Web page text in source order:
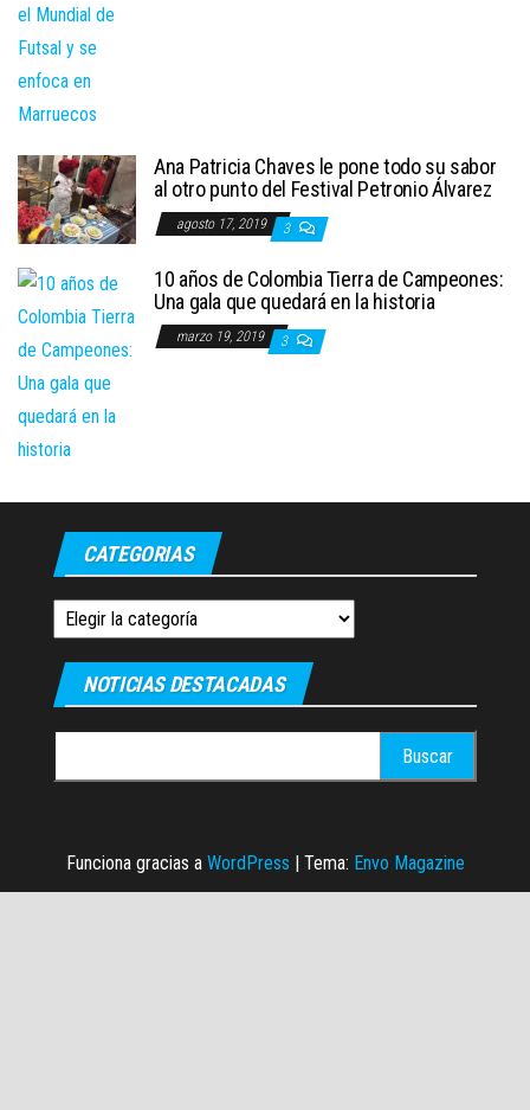
Ana Patricia Chaves le pone todo su sabor
al otro punto del Festival Petronio Álvarez
agosto 17, 2019 3
10 años de Colombia Tierra de Campeones:
Una gala que quedará en la historia
marzo 19, 2019 3
CATEGORIAS
Categorias
NOTICIAS DESTACADAS
Funciona gracias a WordPress | Tema: Envo Magazine